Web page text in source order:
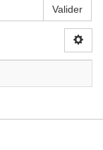
Valider